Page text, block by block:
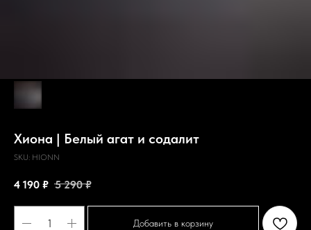
Хиона | Белый агат и содалит
SKU: HIONN
4 190 ₽ 5 290 ₽
Добавить в корзину